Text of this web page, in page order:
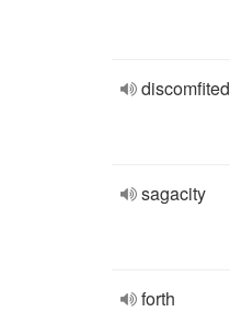
discomfited
sagacity
forth